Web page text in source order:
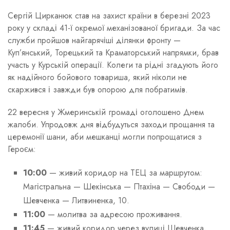
Сергій Цирканюк став на захист країни в березні 2023
року у складі 41-ї окремої механізованої бригади. За час
служби пройшов найгарячіші ділянки фронту —
Куп’янський, Торецький та Краматорський напрямки, брав
участь у Курській операції. Колеги та рідні згадують його
як надійного бойового товариша, який ніколи не
скаржився і завжди був опорою для побратимів.
22 вересня у Жмеринській громаді оголошено Днем
жалоби. Упродовж дня відбудуться заходи прощання та
церемонії шани, аби мешканці могли попрощатися з
Героєм:
10:00 — живий коридор на ТЕЦ за маршрутом:
Магістральна — Шекінська — Птахіна — Свободи —
Шевченка — Литвиненка, 10.
11:00 — молитва за адресою проживання.